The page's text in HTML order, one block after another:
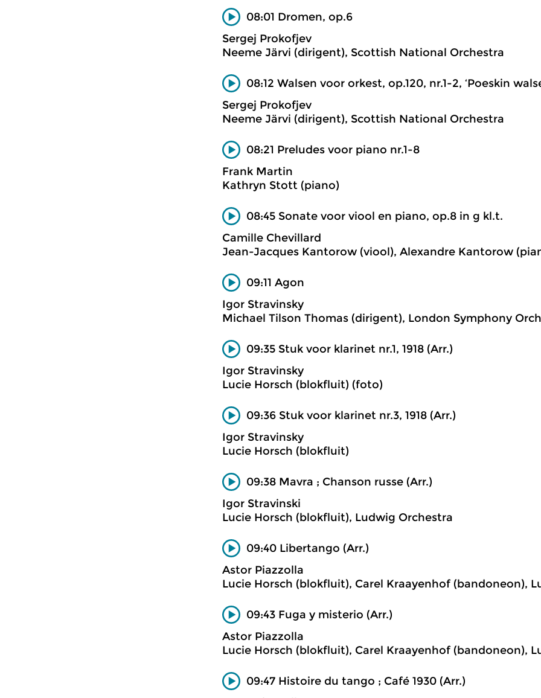
08:01 Dromen, op.6
Sergej Prokofjev
Neeme Järvi (dirigent), Scottish National Orchestra
08:12 Walsen voor orkest, op.120, nr.1-2, ‘Poeskin
Sergej Prokofjev
Neeme Järvi (dirigent), Scottish National Orchestra
08:21 Preludes voor piano nr.1-8
Frank Martin
Kathryn Stott (piano)
08:45 Sonate voor viool en piano, op.8 in g kl.t.
Camille Chevillard
Jean-Jacques Kantorow (viool), Alexandre Kantorow
09:11 Agon
Igor Stravinsky
Michael Tilson Thomas (dirigent), London Symphony
09:35 Stuk voor klarinet nr.1, 1918 (Arr.)
Igor Stravinsky
Lucie Horsch (blokfluit) (foto)
09:36 Stuk voor klarinet nr.3, 1918 (Arr.)
Igor Stravinsky
Lucie Horsch (blokfluit)
09:38 Mavra ; Chanson russe (Arr.)
Igor Stravinski
Lucie Horsch (blokfluit), Ludwig Orchestra
09:40 Libertango (Arr.)
Astor Piazzolla
Lucie Horsch (blokfluit), Carel Kraayenhof (bandoneon),
09:43 Fuga y misterio (Arr.)
Astor Piazzolla
Lucie Horsch (blokfluit), Carel Kraayenhof (bandoneon),
09:47 Histoire du tango ; Café 1930 (Arr.)